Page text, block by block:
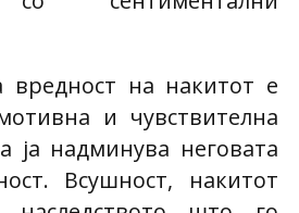
вредност на накитот е
и чувствителна
ја надминува неговата
Всушност, накитот